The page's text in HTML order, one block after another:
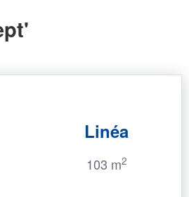
Linéa
103 m2